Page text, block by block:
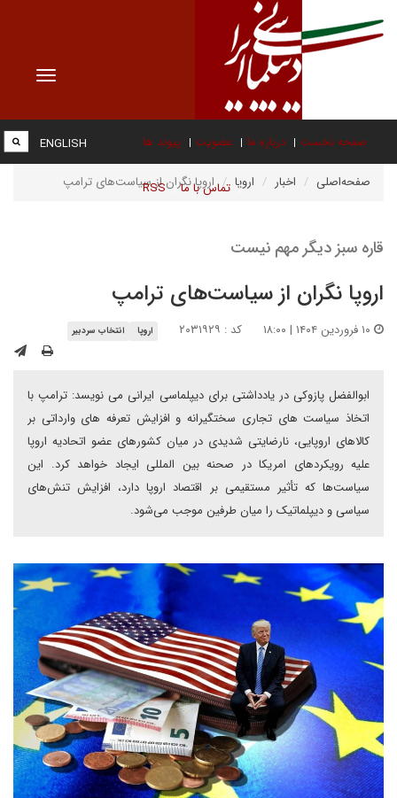
Toggle
صفحه نخست درباره ما عضویت پیوند ها
تماس با ما RSS
ENGLISH
صفحه‌اصلی اخبار اروپا اروپا نگران از سیاست‌های ترامپ
قاره سبز دیگر مهم نیست
اروپا نگران از سیاست‌های ترامپ
کد : ۲۰۳۱۹۲۹ اروپا انتخاب سردبیر
ابوالفضل پازوکی در یادداشتی برای دیپلماسی ایرانی می نویسد: ترامپ با
اتخاذ سیاست های تجاری سختگیرانه و افزایش تعرفه های وارداتی بر
کالاهای اروپایی، نارضایتی شدیدی در میان کشورهای عضو اتحادیه اروپا
علیه رویکردهای امریکا در صحنه بین المللی ایجاد خواهد کرد. این
سیاست‌ها که تأثیر مستقیمی بر اقتصاد اروپا دارد، افزایش تنش‌های
سیاسی و دیپلماتیک را میان طرفین موجب می‌شود.